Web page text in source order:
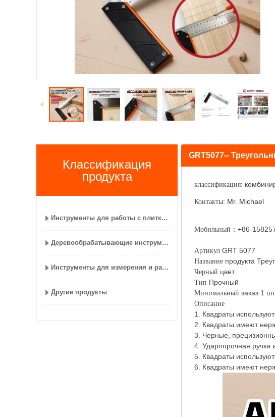
Классификация
продукта
Инструменты для работы с плиткой
Деревообрабатывающие инструменты
Инструменты для измерения и разметки
Другие продукты
GRT5077--
классификация:
Контакты: Mr. Michael
Мобильный： +86-
Артикул GRT 5077
Название продукта
Черный цвет
Тип Прочный
Минимальный заказ 1 шт.
Описание
1. Квадраты
2. Квадраты имеют
3. Черные,
4. Ударопрочная ручка
5. Квадраты
6. Квадраты имеют